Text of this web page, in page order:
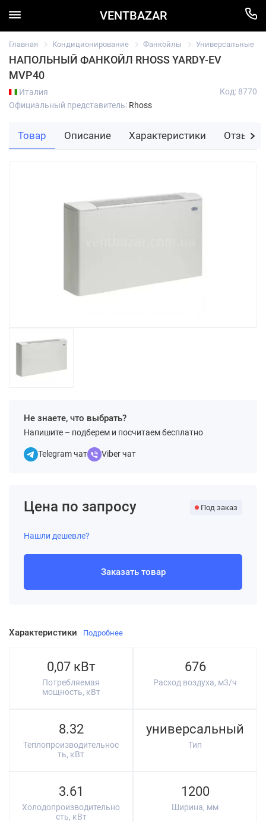
VENTBAZAR
Главная Кондиционирование Фанкойлы Универсальные
НАПОЛЬНЫЙ ФАНКОЙЛ RHOSS YARDY-EV
MVP40
Италия
Официальный представитель: Rhoss
Код: 8770
Не знаете, что выбрать?
Напишите – подберем и посчитаем бесплатно
Telegram чат Viber чат
Характеристики Подробнее
0,07 кВт
Потребляемая
мощность, кВт
676
Расход воздуха, м3/ч
8.32
Теплопроизводительнос
ть, кВт
универсальный
Тип
3.61
Холодопроизводительно
сть, кВт
1200
Ширина, мм
Цена по запросу Под заказ
Нашли дешевле?
Заказать товар
Товар Описание Характеристики Отзывы